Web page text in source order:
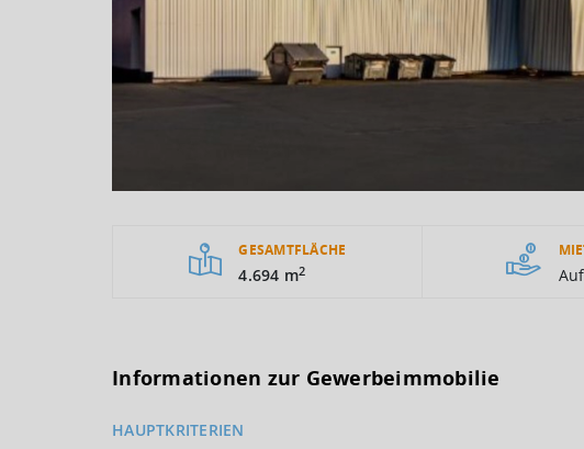
GESAMTFLÄCHE
4.694 m2
Informationen zur Gewerbeimmobilie
HAUPTKRITERIEN